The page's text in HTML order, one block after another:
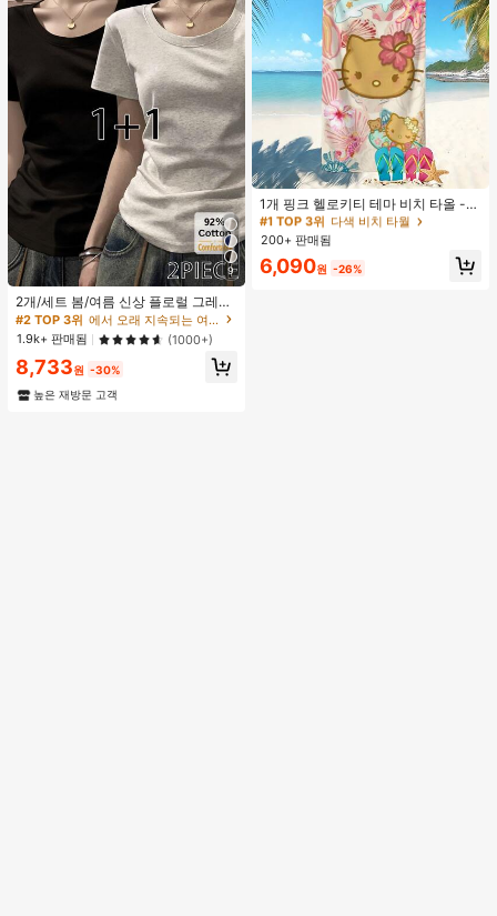
9
2개/세트 봄/여름 신상 플로럴 그레이
+ 블랙 반팔 티셔츠, 여성 슬림핏 솔리
드 컬러 언더셔츠 캐주얼
#2 TOP 3위
에서 오래 지속되는 여성 상의, 블라우스 & 티
1.9k+ 판매됨
(1000+)
8,733원 -30%
높은 재방문 고객
1개 핑크 헬로키티 테마 비치 타올 -
해변, 수영, 야외 캠핑 및 여행을 위해
디자인된 필수 카툰 테마 아이템. 이
오버사이즈 비치 타올은 흡수력이 뛰
어나고 빠르게 건조되어 여행, 수영장
놀이 또는 가정 목욕에 이상적인 선택
#1 TOP 3위 다색 비치 타월
거의 매진!
#1 TOP 3위 다색 비치 타월
거의 매진!
#1 TOP 3위 다색 비치 타월
거의 매진!
#1 TOP 3위
다색 비치 타월
거의 매진!
200+ 판매됨
6,090원 -26%